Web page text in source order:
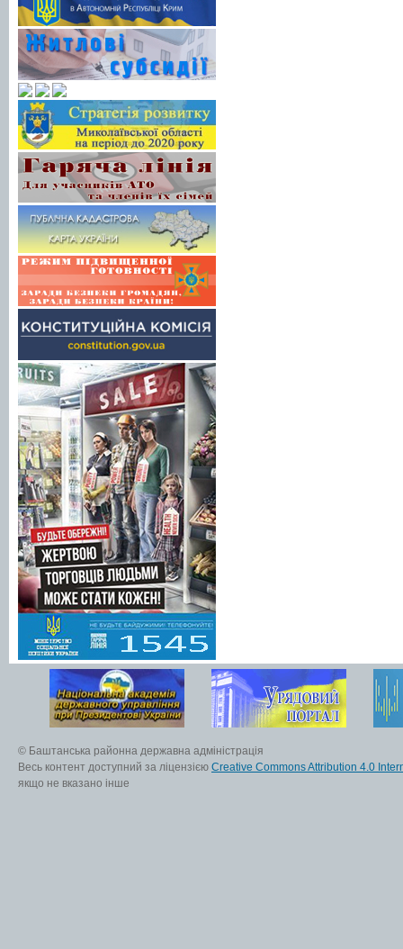
© Баштанська районна державна адміністрація
Весь контент доступний за ліцензією Creative Commons Attribution 4.0
якщо не вказано інше